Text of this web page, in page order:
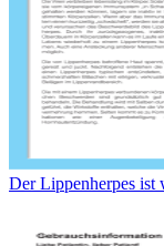
Der Lippenherpes ist